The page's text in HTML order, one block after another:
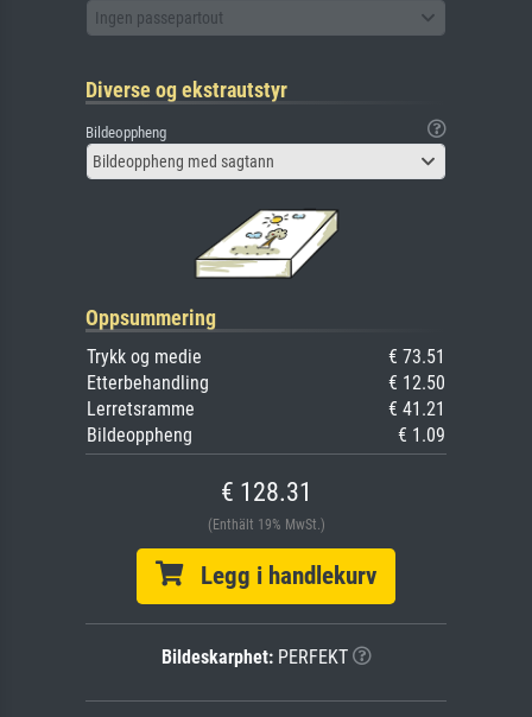
Ingen passepartout
Diverse og ekstrautstyr
Bildeoppheng
Bildeoppheng med sagtann
Oppsummering
Trykk og medie
€ 73.51
Etterbehandling
€ 12.50
Lerretsramme
€ 41.21
Bildeoppheng
€ 1.09
€ 128.31
(Enthält 19% MwSt.)
Legg i handlekurv
Bildeskarphet:PERFEKT